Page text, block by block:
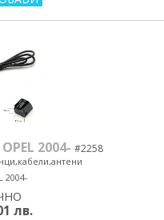
2004- #2258
2004-
лв.